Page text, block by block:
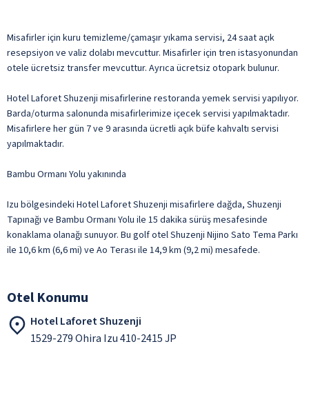
Misafirler için kuru temizleme/çamaşır yıkama servisi, 24 saat açık
resepsiyon ve valiz dolabı mevcuttur. Misafirler için tren istasyonundan
otele ücretsiz transfer mevcuttur. Ayrıca ücretsiz otopark bulunur.
Hotel Laforet Shuzenji misafirlerine restoranda yemek servisi yapılıyor.
Barda/oturma salonunda misafirlerimize içecek servisi yapılmaktadır.
Misafirlere her gün 7 ve 9 arasında ücretli açık büfe kahvaltı servisi
yapılmaktadır.
Bambu Ormanı Yolu yakınında
Izu bölgesindeki Hotel Laforet Shuzenji misafirlere dağda, Shuzenji
Tapınağı ve Bambu Ormanı Yolu ile 15 dakika sürüş mesafesinde
konaklama olanağı sunuyor. Bu golf otel Shuzenji Nijino Sato Tema Parkı
ile 10,6 km (6,6 mi) ve Ao Terası ile 14,9 km (9,2 mi) mesafede.
Otel Konumu
Hotel Laforet Shuzenji
1529-279 Ohira Izu 410-2415 JP